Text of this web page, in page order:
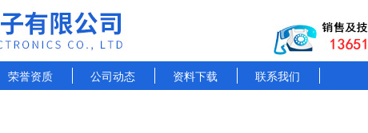
荣誉资质 公司动态 资料下载 联系我们